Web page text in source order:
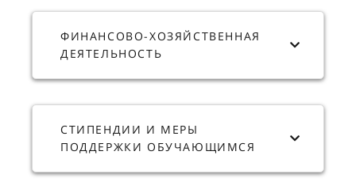
ФИНАНСОВО-ХОЗЯЙСТВЕННАЯ
ДЕЯТЕЛЬНОСТЬ
СТИПЕНДИИ И МЕРЫ
ПОДДЕРЖКИ ОБУЧАЮЩИМСЯ